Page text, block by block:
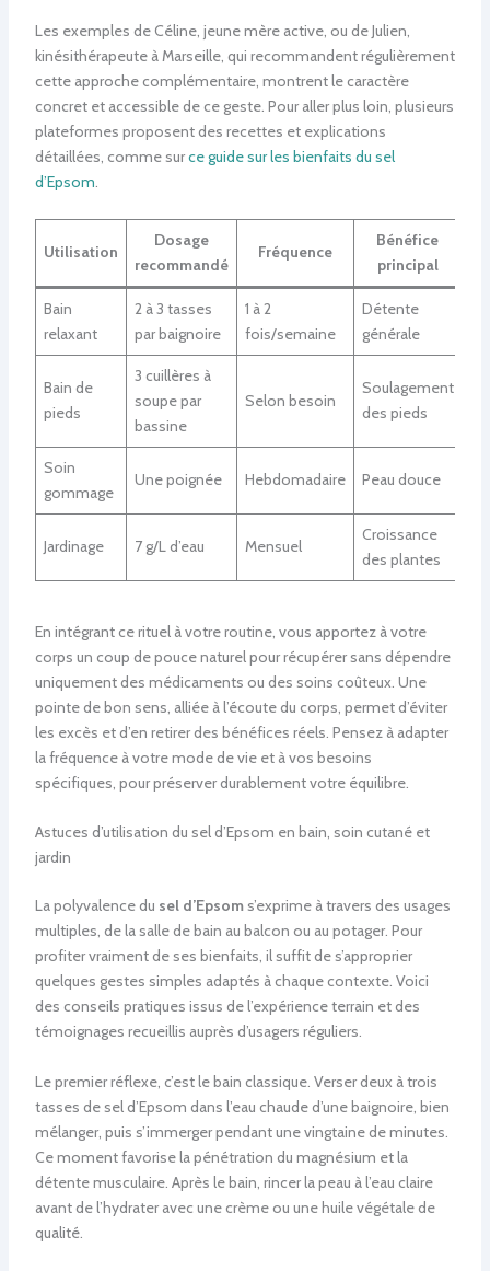
Les exemples de Céline, jeune mère active, ou de Julien,
kinésithérapeute à Marseille, qui recommandent régulièrement
cette approche complémentaire, montrent le caractère
concret et accessible de ce geste. Pour aller plus loin, plusieurs
plateformes proposent des recettes et explications
détaillées, comme surce guide sur les bienfaits du sel
d’Epsom
Utilisation
Dosage
recommandé
Fréquence
Bénéfice
principal
Bain
relaxant
2 à 3 tasses
par baignoire
1 à 2
fois/semaine
Détente
générale
Bain de
pieds
3 cuillères à
soupe par
bassine
Selon besoin
Soulagement
des pieds
Soin
gommage
Une poignée Hebdomadaire Peau douce
Jardinage 7 g/L d’eau Mensuel
Croissance
des plantes
En intégrant ce rituel à votre routine, vous apportez à votre
corps un coup de pouce naturel pour récupérer sans dépendre
uniquement des médicaments ou des soins coûteux. Une
pointe de bon sens, alliée à l’écoute du corps, permet d’éviter
les excès et d’en retirer des bénéfices réels. Pensez à adapter
la fréquence à votre mode de vie et à vos besoins
spécifiques, pour préserver durablement votre équilibre.
Astuces d’utilisation du sel d’Epsom en bain, soin cutané et
jardin
La polyvalence du sel d’Epsoms’exprime à travers des usages
multiples, de la salle de bain au balcon ou au potager. Pour
profiter vraiment de ses bienfaits, il suffit de s’approprier
quelques gestes simples adaptés à chaque contexte. Voici
des conseils pratiques issus de l’expérience terrain et des
témoignages recueillis auprès d’usagers réguliers.
Le premier réflexe, c’est le bain classique. Verser deux à trois
tasses de sel d’Epsom dans l’eau chaude d’une baignoire, bien
mélanger, puis s’immerger pendant une vingtaine de minutes.
Ce moment favorise la pénétration du magnésium et la
détente musculaire. Après le bain, rincer la peau à l’eau claire
avant de l’hydrater avec une crème ou une huile végétale de
qualité.